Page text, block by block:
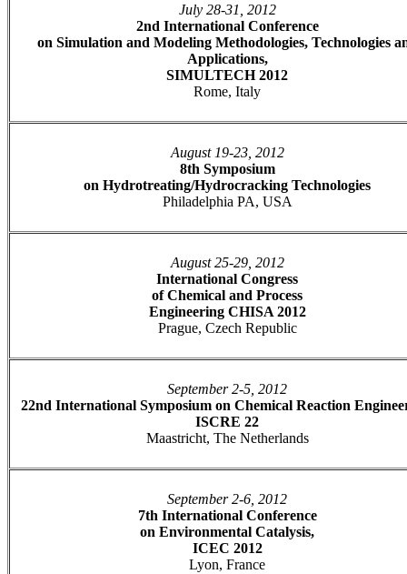
July 28-31, 2012
2nd International Conference
on Simulation and Modeling Methodologies, Technologies
Applications,
SIMULTECH 2012
Rome, Italy
August 19-23, 2012
8th Symposium
on Hydrotreating/Hydrocracking Technologies
Philadelphia PA, USA
August 25-29, 2012
International Congress
of Chemical and Process
Engineering CHISA 2012
Prague, Czech Republic
September 2-5, 2012
22nd International Symposium on Chemical Reaction
ISCRE 22
Maastricht, The Netherlands
September 2-6, 2012
7th International Conference
on Environmental Catalysis,
ICEC 2012
Lyon, France